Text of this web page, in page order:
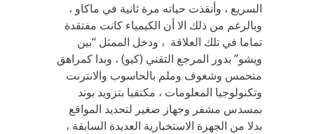
السريع ، وأنقذت حياته مرة ثانية في ماكاو ،
وبالرغم من ذلك الا أن الكيمياء كانت مفتقدة
تماما في تلك العلاقة ، ودخل الممثل “بين
ويشو” بدور المرجع التقني (كيو) ، وبدا كمراهق
متحمس وشغوف وملم بالحاسوب والانترنت
وتكنولوجيا المعلومات ، مكتفيا بتزويد بوند
بمسدس مشفر وجهاز صغير لتحديد المواقع
بدلا من الجهزة الاستخبارية العديدة السابقة ،